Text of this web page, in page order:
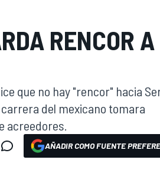
RENCOR A
que no hay "rencor" hacia
del mexicano tomara
acreedores.
AÑADIR COMO FUENTE